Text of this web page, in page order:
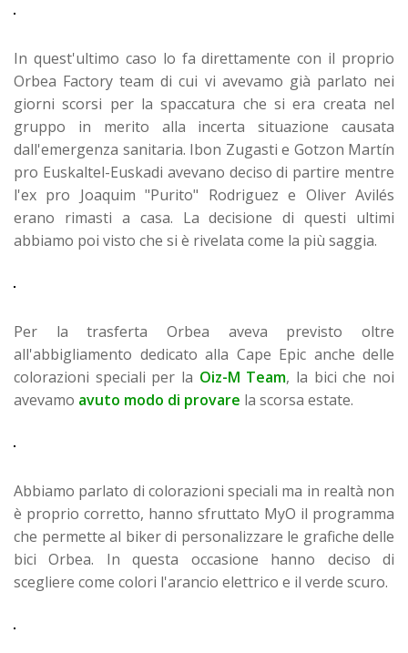
In quest'ultimo caso lo fa direttamente con il proprio
Orbea Factory team di cui vi avevamo già parlato nei
giorni scorsi per la spaccatura che si era creata nel
gruppo in merito alla incerta situazione causata
dall'emergenza sanitaria. Ibon Zugasti e Gotzon Martín
pro Euskaltel-Euskadi avevano deciso di partire mentre
l'ex pro Joaquim "Purito" Rodriguez e Oliver Avilés
erano rimasti a casa. La decisione di questi ultimi
abbiamo poi visto che si è rivelata come la più saggia.
Per la trasferta Orbea aveva previsto oltre
all'abbigliamento dedicato alla Cape Epic anche delle
colorazioni speciali per la Oiz-M Team, la bici che noi
avevamo avuto modo di provare la scorsa estate.
Abbiamo parlato di colorazioni speciali ma in realtà non
è proprio corretto, hanno sfruttato MyO il programma
che permette al biker di personalizzare le grafiche delle
bici Orbea. In questa occasione hanno deciso di
scegliere come colori l'arancio elettrico e il verde scuro.